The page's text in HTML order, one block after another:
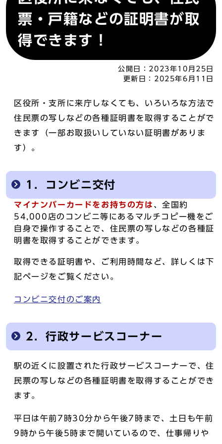
票・戸籍などの証明書が取
得できます！
公開日： 2023年10月25日
更新日： 2025年6月11日
区役所・支所に来庁しなくても、いろいろな方法で
住民票の写しなどの各種証明書を取得することがで
きます（一部お取扱いしていない証明書がありま
す）。
1．コンビニ交付
マイナンバーカードをお持ちの方は 、全国約
54,000店のコンビニ等にあるマルチコピー機をご
自身で操作することで、住民票の写しなどの各種証
明書を取得することができます。
取得できる証明書や、ご利用時間など、詳しくは下
記ページをご覧ください。
コンビニ交付のご案内
2．行政サービスコーナー
駅の近くに設置された行政サービスコーナーで、住
民票の写しなどの各種証明書を取得することができ
ます。
平日は午前7時30分から午後7時まで、土日も午前
9時から午後5時まで開いているので、仕事帰りや